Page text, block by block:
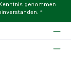
genommen
*